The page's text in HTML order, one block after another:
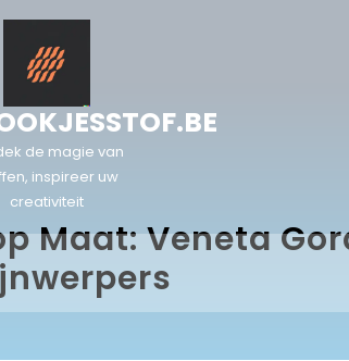
de magie van
inspireer uw
creativiteit
Maat: Veneta